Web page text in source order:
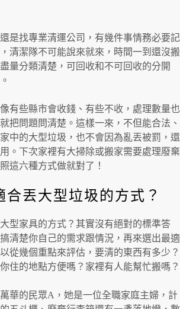
是找專業清運公司，有幾件事情務必要記
清潔隊不可能說來就來，時間一到還沒搬
量分類清楚，可回收和不可回收的分開
有些縣市會收錢、有些不收，處理數量也
把問題問清楚。這樣一來，不但能合法、
中的大型垃圾，也不會因為亂丟被罰，還
。下次家裡有大掃除或搬家需要處理廢棄
這六種方式做就對了！
合丟大型垃圾的方式？
型家具的方式？其實沒有絕對的標準答
清楚你自己的需求跟情況，再來選出最適
從幾個重點來評估，要清的東西有多少？
住的地點方便嗎？家裡有人能幫忙搬嗎？
華的民眾A，她是一位全職家庭主婦，計